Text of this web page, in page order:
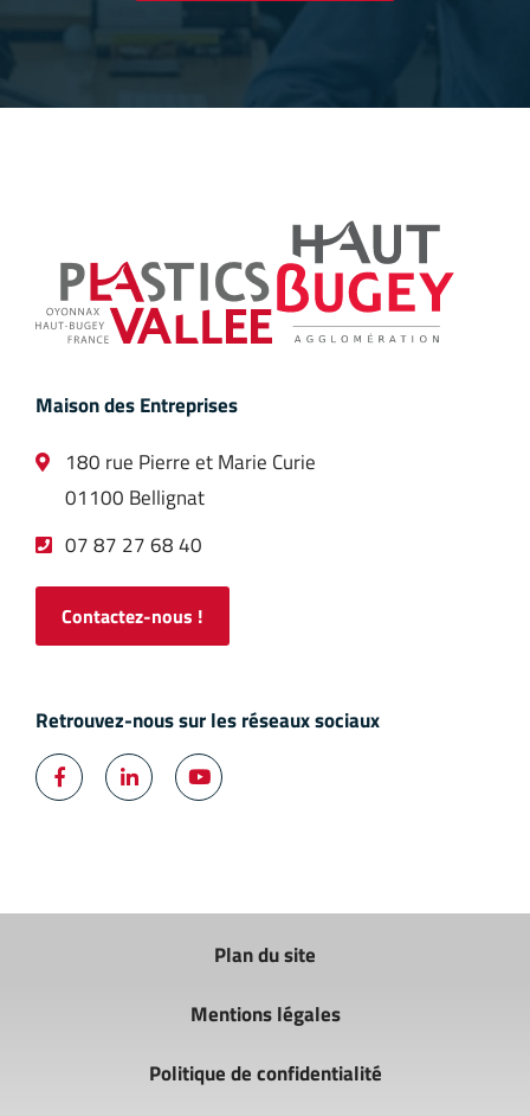
Maison des Entreprises
180 rue Pierre et Marie Curie
01100 Bellignat
07 87 27 68 40
Contactez-nous !
Retrouvez-nous sur les réseaux sociaux

Facebook

LinkedIn

YouTube
Plan du site
Mentions légales
Politique de confidentialité